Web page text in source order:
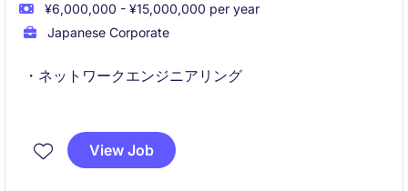
¥6,000,000 - ¥15,000,000 per year
Japanese Corporate
・ネットワークエンジニアリング
View Job